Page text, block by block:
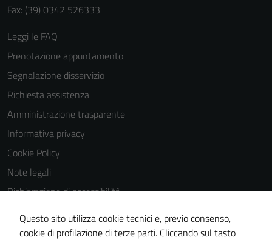
Fax: (39) 0342 526333
Leggi le FAQ
Prenotazione appuntamento
Segnalazione disservizio
Richiesta assistenza
Amministrazione trasparente
Informativa privacy
Cookie Policy
Note legali
Dichiarazione di accessibilità
Dichiarazione di accessibilità Servizi
Whistleblowing
Questo sito utilizza cookie tecnici e, previo consenso,
cookie di profilazione di terze parti. Cliccando sul tasto